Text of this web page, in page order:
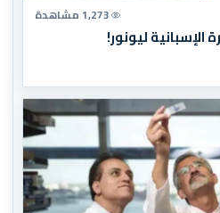
1,273 مشاهدة
ليونور!